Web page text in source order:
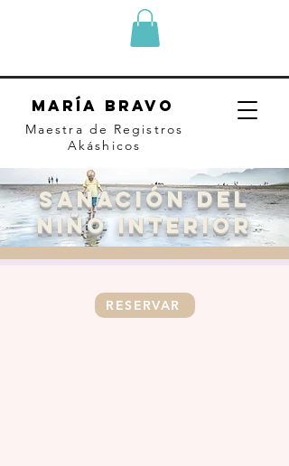
MARÍA BRAVO
Maestra de Registros
Akáshicos
SANACIÓN DEL
NIÑO INTERIOR
RESERVAR